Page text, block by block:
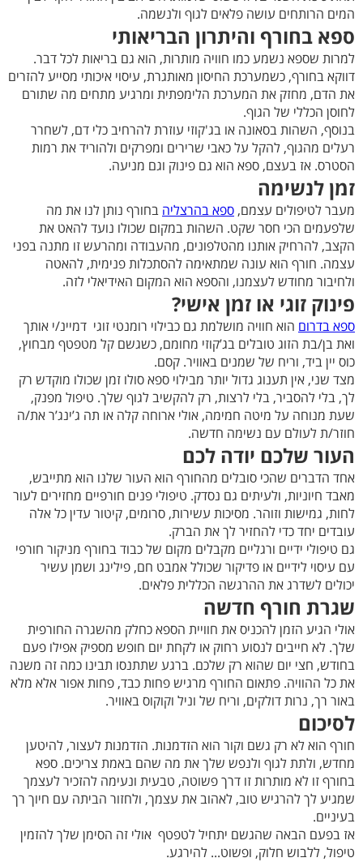
המים הרותחים עושה פלאים לגוף ולנשמה.
ספא בחורף והיתרון הבריאותי
למרות שספא נשמע כמו חוויה מותרות, הוא גם בריאות לכל דבר.
דווקא בחורף, כשמערכת החיסון מאותגרת, עיסוי איכותי מסייע להזרים
את הדם, מחזק את המערכת הלימפתית ומרגיע מתחים מה שתורם
לחוסן הכללי של הגוף.
בנוסף, השהות בסאונה או בג'קוזי עוזרת להרחיב כלי דם, לשחרר
רעלים מהגוף, להקל על כאבי שרירים ומפרקים ולהוריד את רמות
הסטרס. אז בעצם, ספא הוא גם פינוק וגם מניעה.
זמן לנשימה
מעבר לטיפולים עצמם, ספא בהרצליה בחורף נותן לנו את מה
שלפעמים הכי חסר שקט. השהות במקום שכולו נועד להאט את
הקצב, להרחיק אותנו מהטלפונים, מהעבודה ומהרעש זו מתנה בפני
עצמה. חורף הוא עונה שמתאימה להסתכלות פנימית, להאטה
ולחיבור מחודש לעצמנו, והספא הוא המקום האידיאלי לזה.
פינוק זוגי או זמן אישי?
ספא בדרום הוא חוויה מושלמת גם כבילוי רומנטי זוגי דמיינ/י אותך
ואת בן/בת הזוג טובלים בג’קוזי מחומם, כשגשם קל מטפטף מבחוץ,
כוס יין ביד, וריח של שמנים באוויר. קסם.
מצד שני, אין תענוג גדול יותר מבילוי ספא סולו זמן שכולו מוקדש רק
לך, בלי להסביר, בלי לרצות, רק להקשיב לגוף שלך. טיפול מפנק,
שעת מנוחה על מיטה חמימה, אולי ארוחה קלה או תה ג’ינג’ר את/ה
חוזר/ת לעולם עם נשימה חדשה.
העור שלכם יודה לכם
אחד הדברים שהכי סובלים מהחורף הוא העור שלנו הוא מתייבש,
מאבד חיוניות, ולעיתים גם נסדק. טיפולי פנים חורפיים מחזירים לעור
לחות, גמישות וזוהר. מסיכות עשירות, סרומים, קיטור עדין כל אלה
עובדים יחד כדי להחזיר לך את הברק.
גם טיפולי ידיים ורגליים מקבלים מקום של כבוד בחורף מניקור חורפי
עם עיסוי לידיים או פדיקור שכולל אמבט חם, פילינג ושמן עשיר
יכולים לשדרג את ההרגשה הכללית פלאים.
שגרת חורף חדשה
אולי הגיע הזמן להכניס את חוויית הספא כחלק מהשגרה החורפית
שלך. לא חייבים לנסוע רחוק או לקחת יום חופש מספיק אפילו פעם
בחודש, חצי יום שהוא רק שלכם. ברגע שתתנסו תבינו כמה זה משנה
את כל ההוויה. פתאום החורף מרגיש פחות כבד, פחות אפור אלא מלא
באור רך, נרות דולקים, וריח של וניל וקוקוס באוויר.
לסיכום
חורף הוא לא רק גשם וקור הוא הזדמנות. הזדמנות לעצור, להיטען
מחדש, ולתת לגוף ולנפש שלך את מה שהם באמת צריכים. ספא
בחורף זו לא מותרות זו דרך פשוטה, טבעית ונעימה להזכיר לעצמך
שמגיע לך להרגיש טוב, לאהוב את עצמך, ולחזור הביתה עם חיוך רך
בעיניים.
אז בפעם הבאה שהגשם יתחיל לטפטף אולי זה הסימן שלך להזמין
טיפול, ללבוש חלוק, ופשוט... להירגע.